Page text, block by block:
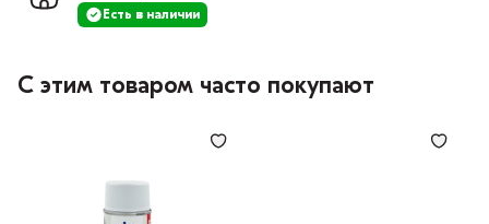
Есть в наличии
С этим товаром часто покупают